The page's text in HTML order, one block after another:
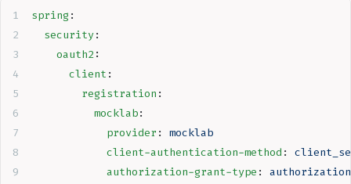
spring :
  security
:
    oauth2
:
      client
:
        registration
:
          mocklab
:
            provider
:
mocklab
            client-authentication-method
:
            authorization-grant-type
: